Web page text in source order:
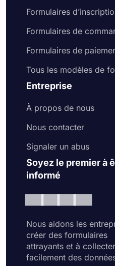
Formulaires
Formulaires de
Formulaires de
Tous les modèles de
Entreprise
À propos de nous
Nous contacter
Signaler un abus
Soyez le premier à
informé
Nous aidons les
créer des formulaires
attrayants et à collecter
facilement des